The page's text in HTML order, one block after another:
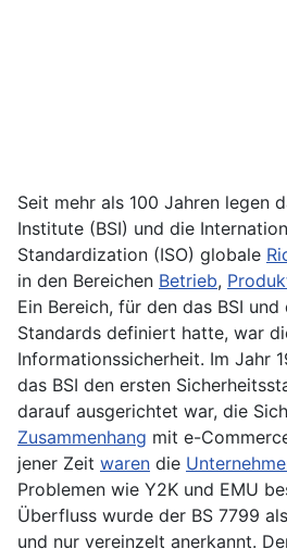
Seit mehr als 100 Jahren legen
Institute (BSI) und die
Standardization (ISO) globale
in den Bereichen Betrieb,
Ein Bereich, für den das BSI
Standards definiert hatte, war
Informationssicherheit. Im Jahr
das BSI den ersten
darauf ausgerichtet war, die
Zusammenhang mit e-
jener Zeit waren die
Problemen wie Y2K und EMU
Überfluss wurde der BS 7799
und nur vereinzelt anerkannt.